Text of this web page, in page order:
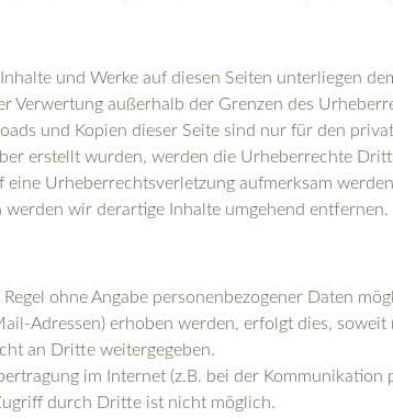
und Werke auf diesen Seiten unterliegen
Verwertung außerhalb der Grenzen des
und Kopien dieser Seite sind nur für den
erstellt wurden, werden die Urheberrechte
eine Urheberrechtsverletzung aufmerksam
wir derartige Inhalte umgehend entfernen.
ohne Angabe personenbezogener Daten
Adressen) erhoben werden, erfolgt dies,
an Dritte weitergegeben.
im Internet (z.B. bei der Kommunikation
durch Dritte ist nicht möglich.